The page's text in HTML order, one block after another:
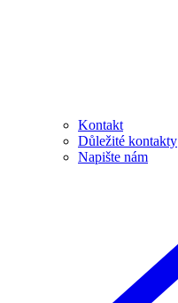
Kontakt
Důležité kontakty
Napište nám